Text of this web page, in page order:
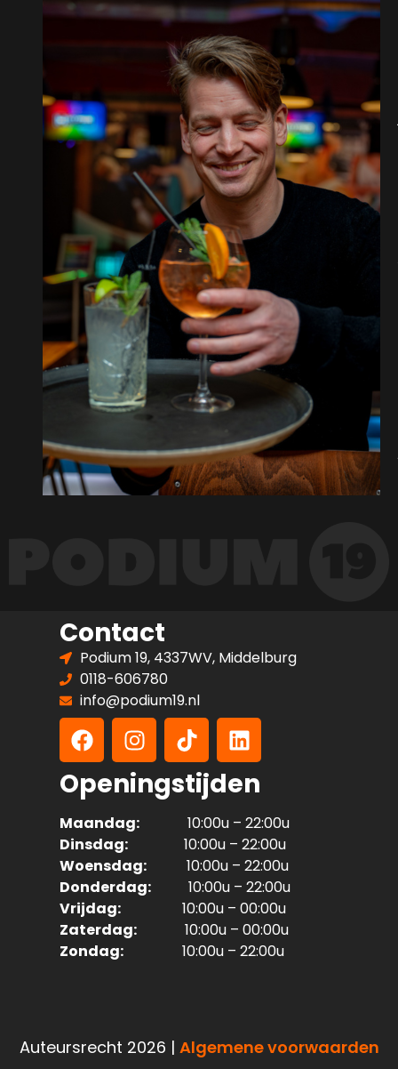
Contact
Podium 19, 4337WV, Middelburg
0118-606780
info@podium19.nl
Openingstijden
Maandag:10:00u – 22:00u
Dinsdag:10:00u – 22:00u
Woensdag:10:00u – 22:00u
Donderdag:10:00u – 22:00u
Vrijdag:10:00u – 00:00u
Zaterdag:10:00u – 00:00u
Zondag:10:00u – 22:00u
Auteursrecht 2026 | Algemene voorwaarden